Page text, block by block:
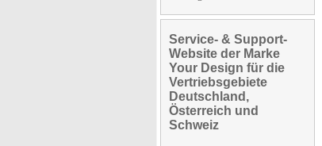
Service- & Support-
Website der Marke
Your Design für die
Vertriebsgebiete
Deutschland,
Österreich und
Schweiz